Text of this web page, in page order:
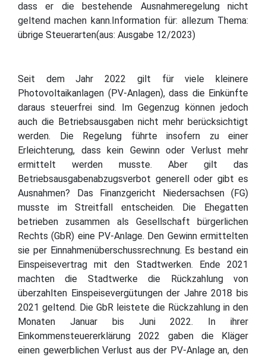
dass er die bestehende Ausnahmeregelung nicht
geltend machen kann.Information für: allezum Thema:
übrige Steuerarten(aus: Ausgabe 12/2023)
Seit dem Jahr 2022 gilt für viele kleinere
Photovoltaikanlagen (PV-Anlagen), dass die Einkünfte
daraus steuerfrei sind. Im Gegenzug können jedoch
auch die Betriebsausgaben nicht mehr berücksichtigt
werden. Die Regelung führte insofern zu einer
Erleichterung, dass kein Gewinn oder Verlust mehr
ermittelt werden musste. Aber gilt das
Betriebsausgabenabzugsverbot generell oder gibt es
Ausnahmen? Das Finanzgericht Niedersachsen (FG)
musste im Streitfall entscheiden. Die Ehegatten
betrieben zusammen als Gesellschaft bürgerlichen
Rechts (GbR) eine PV-Anlage. Den Gewinn ermittelten
sie per Einnahmenüberschussrechnung. Es bestand ein
Einspeisevertrag mit den Stadtwerken. Ende 2021
machten die Stadtwerke die Rückzahlung von
überzahlten Einspeisevergütungen der Jahre 2018 bis
2021 geltend. Die GbR leistete die Rückzahlung in den
Monaten Januar bis Juni 2022. In ihrer
Einkommensteuererklärung 2022 gaben die Kläger
einen gewerblichen Verlust aus der PV-Anlage an, den